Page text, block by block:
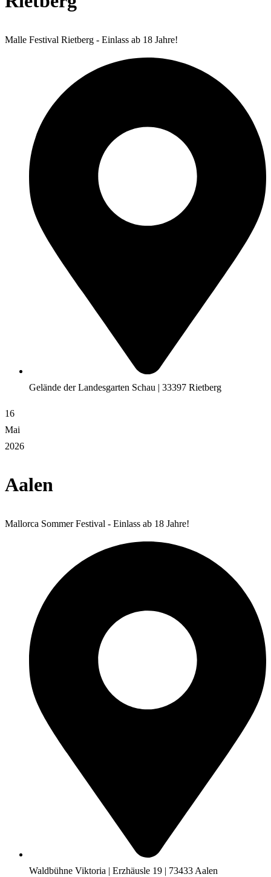
Malle Festival Rietberg - Einlass ab 18 Jahre!
Gelände der Landesgarten Schau | 33397 Rietberg
16
Mai
2026
Aalen
Mallorca Sommer Festival - Einlass ab 18 Jahre!
Waldbühne Viktoria | Erzhäusle 19 | 73433 Aalen